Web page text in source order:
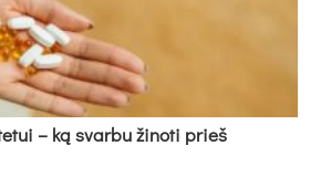
– ką svarbu žinoti prieš